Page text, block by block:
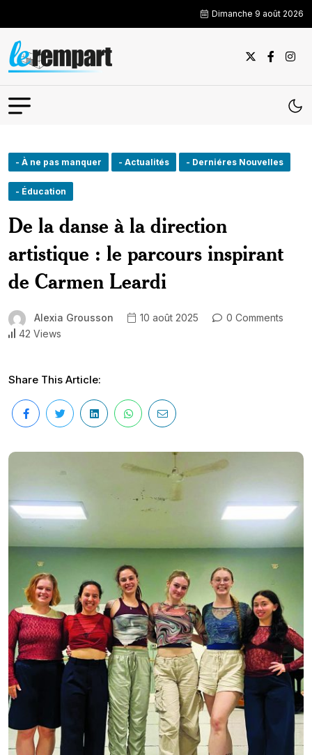
Dimanche 9 août 2026
- À ne pas manquer - Actualités - Derniéres Nouvelles
- Éducation
De la danse à la direction
artistique : le parcours inspirant
de Carmen Leardi
Alexia Grousson 10 août 2025
0 Comments
42 Views
Share This Article: